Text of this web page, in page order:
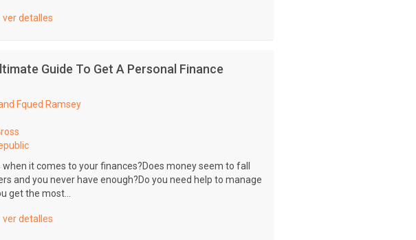
ver detalles
Guide To Get A Personal Finance
Fqued Ramsey
it comes to your finances?Does money seem to fall
and you never have enough?Do you need help to manage
get the most...
ver detalles